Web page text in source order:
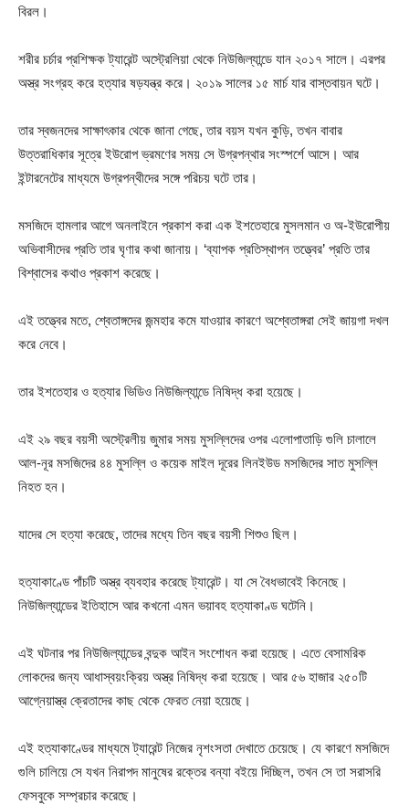
বিরল।
শরীর চর্চার প্রশিক্ষক ট্যারেন্ট অস্ট্রেলিয়া থেকে নিউজিল্যান্ডে যান ২০১৭ সালে। এরপর
অস্ত্র সংগ্রহ করে হত্যার ষড়যন্ত্র করে। ২০১৯ সালের ১৫ মার্চ যার বাস্তবায়ন ঘটে।
তার স্বজনদের সাক্ষাৎকার থেকে জানা গেছে, তার বয়স যখন কুড়ি, তখন বাবার
উত্তরাধিকার সূত্রে ইউরোপ ভ্রমণের সময় সে উগ্রপন্থার সংস্পর্শে আসে। আর
ইন্টারনেটের মাধ্যমে উগ্রপন্থীদের সঙ্গে পরিচয় ঘটে তার।
মসজিদে হামলার আগে অনলাইনে প্রকাশ করা এক ইশতেহারে মুসলমান ও অ-ইউরোপীয়
অভিবাসীদের প্রতি তার ঘৃণার কথা জানায়। ‘ব্যাপক প্রতিস্থাপন তত্ত্বের’ প্রতি তার
বিশ্বাসের কথাও প্রকাশ করেছে।
এই তত্ত্বের মতে, শ্বেতাঙ্গদের জন্মহার কমে যাওয়ার কারণে অশ্বেতাঙ্গরা সেই জায়গা দখল
করে নেবে।
তার ইশতেহার ও হত্যার ভিডিও নিউজিল্যান্ডে নিষিদ্ধ করা হয়েছে।
এই ২৯ বছর বয়সী অস্ট্রেলীয় জুমার সময় মুসল্লিদের ওপর এলোপাতাড়ি গুলি চালালে
আল-নূর মসজিদের ৪৪ মুসল্লি ও কয়েক মাইল দূরের লিনইউড মসজিদের সাত মুসল্লি
নিহত হন।
যাদের সে হত্যা করেছে, তাদের মধ্যে তিন বছর বয়সী শিশুও ছিল।
হত্যাকাণ্ডে পাঁচটি অস্ত্র ব্যবহার করেছে ট্যারেন্ট। যা সে বৈধভাবেই কিনেছে।
নিউজিল্যান্ডের ইতিহাসে আর কখনো এমন ভয়াবহ হত্যাকাণ্ড ঘটেনি।
এই ঘটনার পর নিউজিল্যান্ডের বন্দুক আইন সংশোধন করা হয়েছে। এতে বেসামরিক
লোকদের জন্য আধাস্বয়ংক্রিয় অস্ত্র নিষিদ্ধ করা হয়েছে। আর ৫৬ হাজার ২৫০টি
আগ্নেয়াস্ত্র ক্রেতাদের কাছ থেকে ফেরত নেয়া হয়েছে।
এই হত্যাকাণ্ডের মাধ্যমে ট্যারেন্ট নিজের নৃশংসতা দেখাতে চেয়েছে। যে কারণে মসজিদে
গুলি চালিয়ে সে যখন নিরাপদ মানুষের রক্তের বন্যা বইয়ে দিচ্ছিল, তখন সে তা সরাসরি
ফেসবুকে সম্প্রচার করেছে।